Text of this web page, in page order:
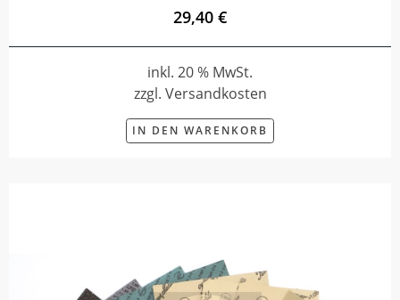
29,40 €
inkl. 20 % MwSt.
zzgl. Versandkosten
IN DEN WARENKORB